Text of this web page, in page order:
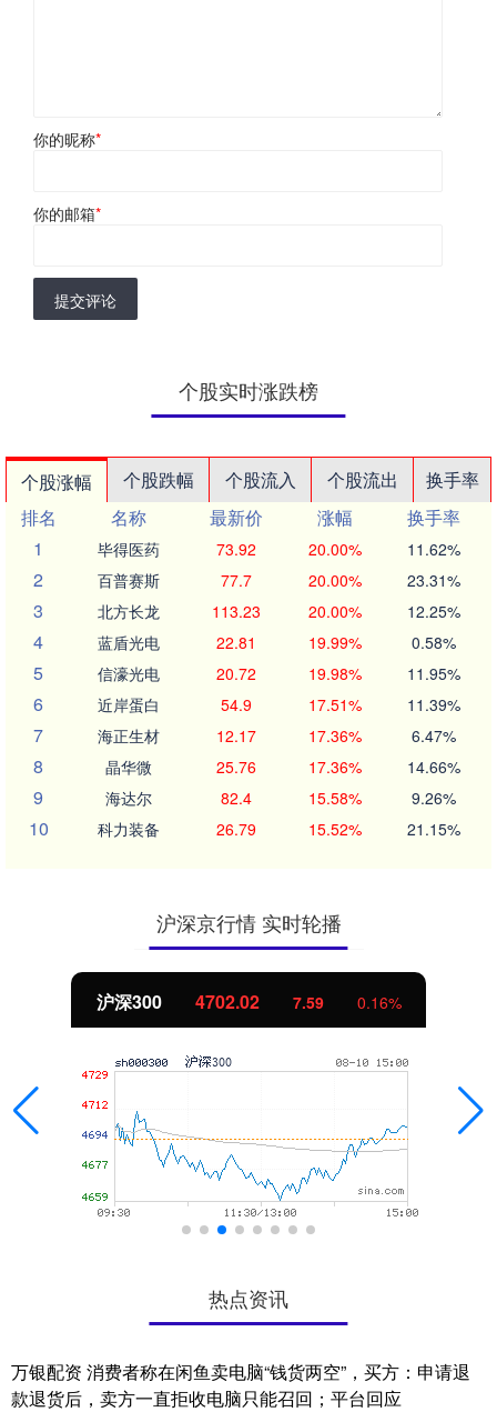
你的昵称*
你的邮箱*
提交评论
个股实时涨跌榜
个股涨幅 个股跌幅 个股流入 个股流出
换手率
排名
名称 最新价 涨幅
换手率
1
毕得医药 73.92 20.00% 11.62%
2 百普赛斯 77.7 20.00% 23.31%
3 北方长龙 113.23 20.00% 12.25%
4 蓝盾光电 22.81 19.99% 0.58%
5 信濠光电 20.72 19.98% 11.95%
6 近岸蛋白 54.9 17.51% 11.39%
7 海正生材 12.17 17.36% 6.47%
8 晶华微 25.76 17.36% 14.66%
9 海达尔 82.4 15.58% 9.26%
10 科力装备 26.79 15.52% 21.15%
沪深京行情 实时轮播
北证50 1122.88 -11.37 -1.00%
热点资讯
万银配资 消费者称在闲鱼卖电脑“钱货两空”，买方：申请退
款退货后，卖方一直拒收电脑只能召回；平台回应